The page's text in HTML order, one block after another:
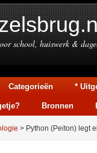
school, huiswerk &
Categorieën *
Bronnen
> Python (Peiton) legt